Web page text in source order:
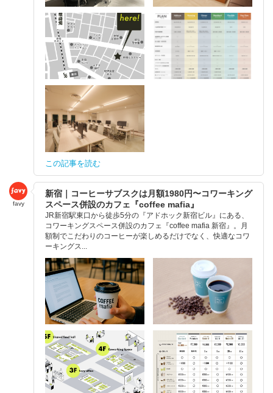
この記事を読む
favy
新宿｜コーヒーサブスクは月額1980円〜コワーキング
スペース併設のカフェ『coffee mafia』
JR新宿駅東口から徒歩5分の『アドホック新宿ビル』にある、
コワーキングスペース併設のカフェ『coffee mafia 新宿』。月
額制でこだわりのコーヒーが楽しめるだけでなく、快適なコワ
ーキングス...